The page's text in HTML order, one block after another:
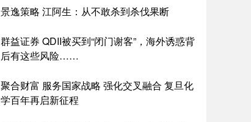
景逸策略 江阿生：从不敢杀到杀伐果断
群益证券 QDII被买到“闭门谢客”，海外诱惑背
后有这些风险……
聚合财富 服务国家战略 强化交叉融合 复旦化
学百年再启新征程